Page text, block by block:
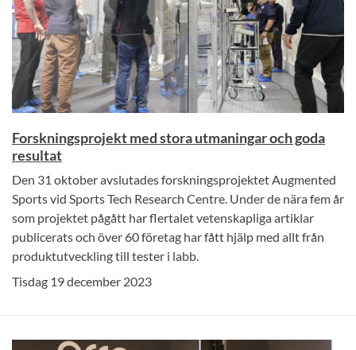
Forskningsprojekt med stora utmaningar och goda
resultat
Den 31 oktober avslutades forskningsprojektet Augmented
Sports vid Sports Tech Research Centre. Under de nära fem år
som projektet pågått har flertalet vetenskapliga artiklar
publicerats och över 60 företag har fått hjälp med allt från
produktutveckling till tester i labb.
Tisdag 19 december 2023